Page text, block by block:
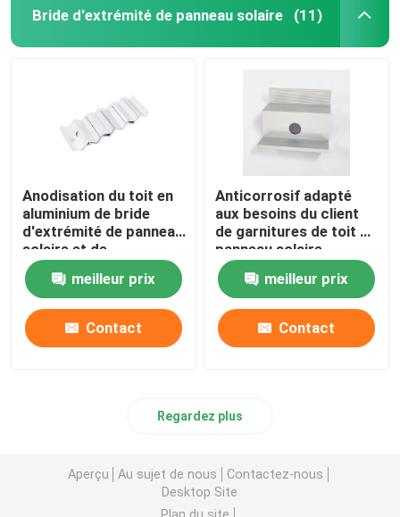
Bride d'extrémité de panneau solaire (11)
Anodisation du toit en
aluminium de bride
d'extrémité de panneau
solaire et de
l'installation au sol
meilleur prix
Contact
Anticorrosif adapté
aux besoins du client
de garnitures de toit de
panneau solaire
d'alliage d'aluminium de
taille
meilleur prix
Contact
Regardez plus
Aperçu Au sujet de nous
Contactez-nous
Desktop Site
Plan du site